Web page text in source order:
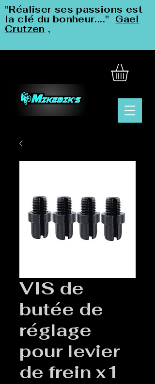
"Réaliser ses passions est
la clé du bonheur...." Gael
Crutzen ,
VIS de
butée de
réglage
pour levier
de frein x1